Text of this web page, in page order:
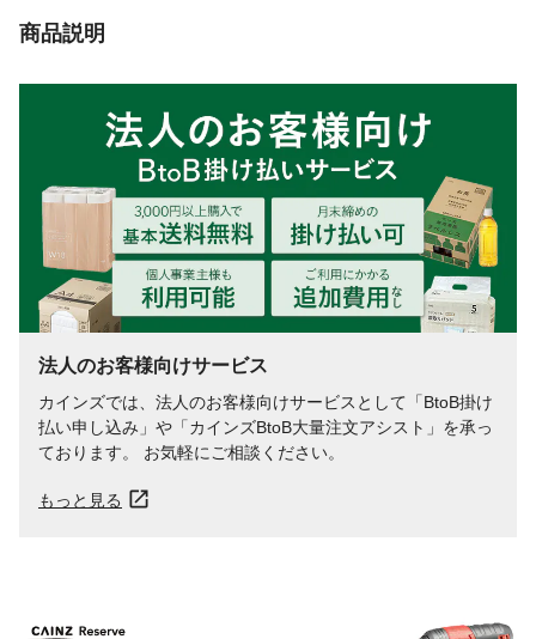
集じん方式
集じん容量（mL）
充電時間
約22分
連続使用時間
(パワフル)約10分、(強)約12分、(標準)約25
分
商品説明
法人のお客様向けサービス
カインズでは、法人のお客様向けサービスとして「BtoB掛け
払い申し込み」や「カインズBtoB大量注文アシスト」を承っ
ております。 お気軽にご相談ください。
もっと見る